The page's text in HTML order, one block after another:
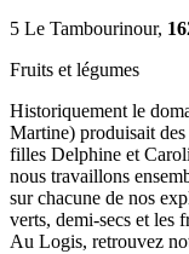
5 Le Tambourinour,
Fruits et légumes
Historiquement le
Martine) produisait
filles Delphine et
nous travaillons
sur chacune de nos
verts, demi-secs et les
Au Logis, retrouvez